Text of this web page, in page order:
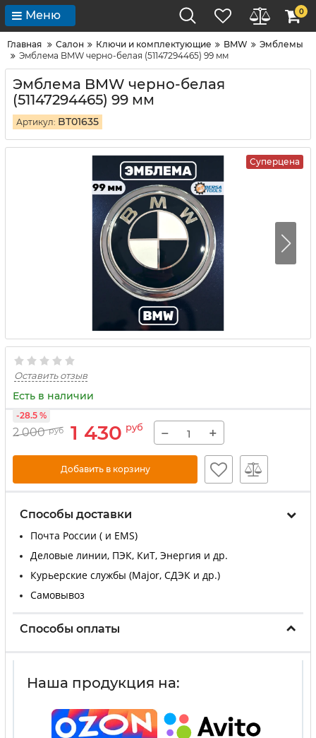
Меню 0
Главная Салон Ключи и комплектующие BMW
Эмблемы
Эмблема BMW черно-белая (51147294465) 99 мм
Эмблема BMW черно-белая
(51147294465) 99 мм
Артикул: BT01635
Суперцена
Оставить отзыв
Есть в наличии
2 000 руб 1 430 руб
-28.5 %
− +
Добавить в корзину
Способы доставки
Почта России ( и EMS)
Деловые линии, ПЭК, КиТ, Энергия и др.
Курьерские службы (Major, СДЭК и др.)
Самовывоз
Способы оплаты
Наша продукция на: